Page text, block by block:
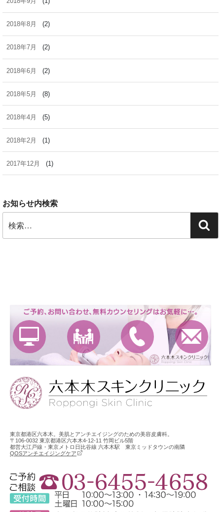
2018年8月 (2)
2018年7月 (2)
2018年6月 (2)
2018年5月 (8)
2018年4月 (5)
2018年2月 (1)
2017年12月 (1)
お知らせ内検索
索
東京都港区六本木。美肌とアンチエイジングのための美容皮膚科。
〒106-0032 東京都港区六本木4-12-11 竹岡ビル5階
都営大江戸線・東京メトロ日比谷線 六本木駅 東京ミッドタウンの南隣
QOSアンチエイジングケア